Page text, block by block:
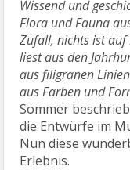
Wissend und
Flora und Fauna
Zufall, nichts ist auf
liest aus den
aus filigranen
aus Farben und
Sommer
die Entwürfe im
Nun diese
Erlebnis.